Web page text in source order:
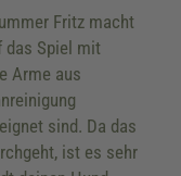
Fritz macht
das Spiel mit
Arme aus
sind. Da das
ist es sehr